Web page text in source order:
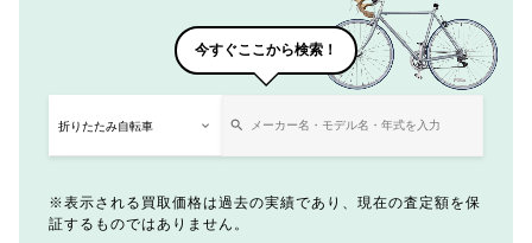
今すぐここから検索！
表示される買取価格は過去の実績であり、現在の査定額を保
証するものではありません。